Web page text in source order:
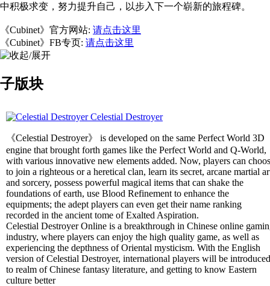
中积极求变，努力提升自己，以步入下一个崭新的旅程碑。
《Cubinet》官方网站: 请点击这里
《Cubinet》FB专页: 请点击这里
子版块
Celestial Destroyer
《Celestial Destroyer》 is developed on the same Perfect World 3D
engine that brought forth games like the Perfect World and Q-World,
with various innovative new elements added. Now, players can
to join a righteous or a heretical clan, learn its secret, arcane martial
and sorcery, possess powerful magical items that can shake the
foundations of earth, use Blood Refinement to enhance the
equipments; the adept players can even get their name ranking
recorded in the ancient tome of Exalted Aspiration.
Celestial Destroyer Online is a breakthrough in Chinese online
industry, where players can enjoy the high quality game, as well as
experiencing the depthness of Oriental mysticism. With the English
version of Celestial Destroyer, international players will be introduced
to realm of Chinese fantasy literature, and getting to know Eastern
culture better